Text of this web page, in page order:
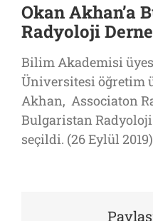
Okan Akhan’a
Radyoloji
Bilim Akademisi
Üniversitesi öğretim
Akhan, Associaton
Bulgaristan
seçildi. (26 Eylül 2019)